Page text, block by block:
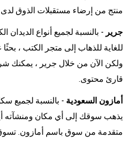
منتج من إرضاء مستقبلات الذوق لدى
جرير - بالنسبة لجميع أنواع الديدان
للغاية للذهاب إلى متجر الكتب ،
ولكن الآن من خلال جرير ، يمكنك
قارئ محتوى.
أمازون السعودية - بالنسبة لجميع
يذهب سوقك إلى أي مكان ومنشآته
متقدمة من سوق باسم أمازون. تسوق